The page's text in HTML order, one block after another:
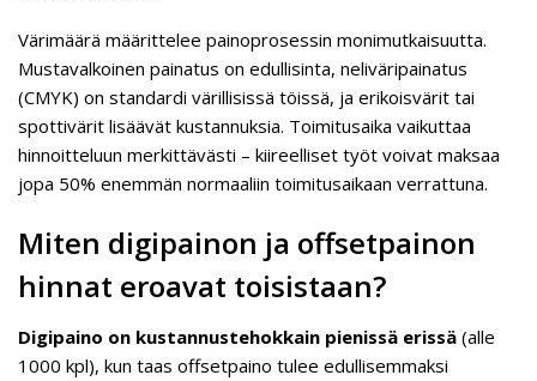
Värimäärä määrittelee painoprosessin monimutkaisuutta.
Mustavalkoinen painatus on edullisinta, neliväripainatus
(CMYK) on standardi värillisissä töissä, ja erikoisvärit tai
spottivärit lisäävät kustannuksia. Toimitusaika vaikuttaa
hinnoitteluun merkittävästi – kiireelliset työt voivat maksaa
jopa 50% enemmän normaaliin toimitusaikaan verrattuna.
Miten digipainon ja offsetpainon
hinnat eroavat toisistaan?
Digipaino on kustannustehokkain pienissä erissä (alle
1000 kpl), kun taas offsetpaino tulee edullisemmaksi